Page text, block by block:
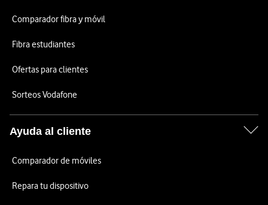
Comparador fibra y móvil
Fibra estudiantes
Ofertas para clientes
Sorteos Vodafone
Ayuda al cliente
Comparador de móviles
Repara tu dispositivo